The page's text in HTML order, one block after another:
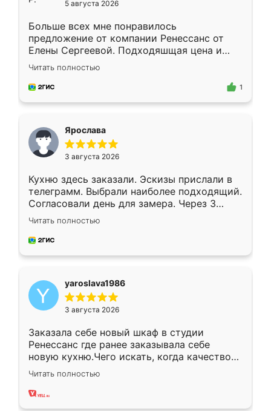
5 августа 2026
Больше всех мне понравилось
предложение от компании Ренессанс от
Елены Сергеевой. Подходяшщая цена и
короткие сроки изготовления. Приехавший
для замера сотрудник Владислав
предложил по моему эскизу самый
Читать полностью
1
Ярослава
3 августа 2026
Кухню здесь заказали. Эскизы прислали в
телеграмм. Выбрали наиболее подходящий.
Согласовали день для замера. Через 3
недели кухня была уже готова. Остались
довольны работой. Спасибо Ренессанс
мебель за качественную работу!
Читать полностью
yaroslava1986
3 августа 2026
Заказала себе новый шкаф в студии
Ренессанс где ранее заказывала себе
новую кухню.Чего искать, когда качеством
вполне довольна. Служит кухня уже почти
два года, нареканий нет.
Читать полностью